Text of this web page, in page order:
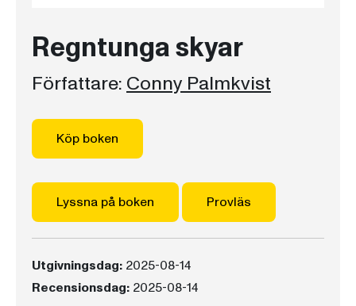
Regntunga skyar
Författare: Conny Palmkvist
Köp boken
Lyssna på boken Provläs
Utgivningsdag: 2025-08-14
Recensionsdag: 2025-08-14